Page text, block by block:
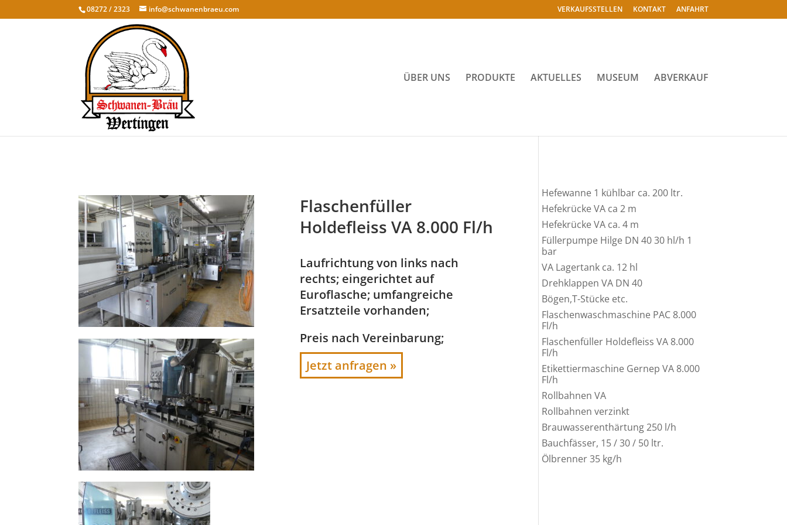
08272 / 2323 info@schwanenbraeu.com VERKAUFSSTELLEN KONTAKT ANFAHRT
ÜBER UNS PRODUKTE AKTUELLES MUSEUM ABVERKAUF
Flaschenfüller
Holdefleiss VA 8.000 Fl/h
Laufrichtung von links nach
rechts; eingerichtet auf
Euroflasche; umfangreiche
Ersatzteile vorhanden;
Preis nach Vereinbarung;
Jetzt anfragen »
Hefewanne 1 kühlbar ca. 200 ltr.
Hefekrücke VA ca 2 m
Hefekrücke VA ca. 4 m
Füllerpumpe Hilge DN 40 30 hl/h 1
bar
VA Lagertank ca. 12 hl
Drehklappen VA DN 40
Bögen,T-Stücke etc.
Flaschenwaschmaschine PAC 8.000
Fl/h
Flaschenfüller Holdefleiss VA 8.000
Fl/h
Etikettiermaschine Gernep VA 8.000
Fl/h
Rollbahnen VA
Rollbahnen verzinkt
Brauwasserenthärtung 250 l/h
Bauchfässer, 15 / 30 / 50 ltr.
Ölbrenner 35 kg/h